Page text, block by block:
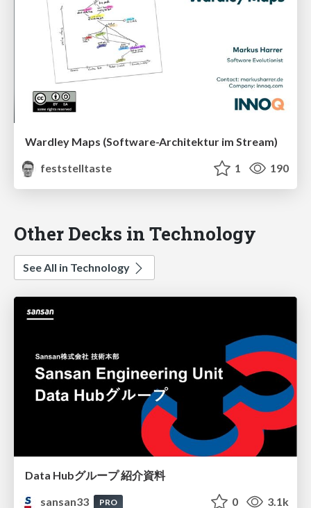
Wardley Maps (Software-Architektur im Stream)
feststelltaste
1 190
Other Decks in Technology
See All in Technology
Data Hubグループ 紹介資料
sansan33
PRO 0 3.1k